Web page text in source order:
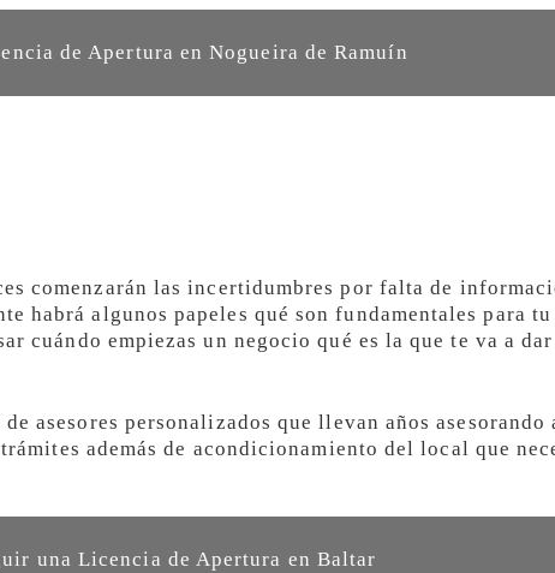
de Apertura en Nogueira de Ramuín
comenzarán las incertidumbres por falta de
habrá algunos papeles qué son fundamentales para
cuándo empiezas un negocio qué es la que te va a
asesores personalizados que llevan años
además de acondicionamiento del local que
una Licencia de Apertura en Baltar